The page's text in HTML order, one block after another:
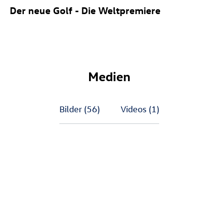
Der neue Golf - Die Weltpremiere
Medien
Bilder (56) Videos (1)